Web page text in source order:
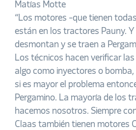
Matías Motte
“Los motores -que tienen
están en los tractores Pauny. Y
desmontan y se traen a
Los técnicos hacen verificar
algo como inyectores o bomba,
si es mayor el problema
Pergamino. La mayoría de los
hacemos nosotros. Siempre
Claas también tienen motores